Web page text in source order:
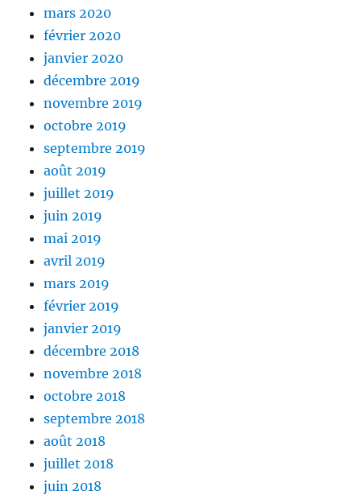
mars 2020
février 2020
janvier 2020
décembre 2019
novembre 2019
octobre 2019
septembre 2019
août 2019
juillet 2019
juin 2019
mai 2019
avril 2019
mars 2019
février 2019
janvier 2019
décembre 2018
novembre 2018
octobre 2018
septembre 2018
août 2018
juillet 2018
juin 2018